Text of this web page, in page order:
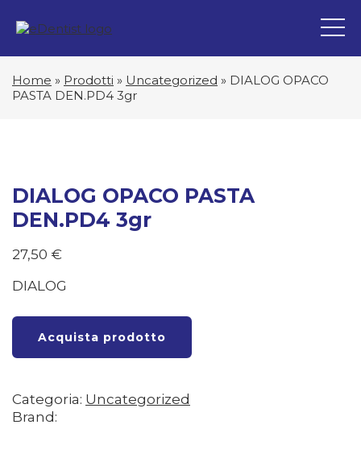
Home » Prodotti » Uncategorized » DIALOG OPACO
PASTA DEN.PD4 3gr
DIALOG OPACO PASTA
DEN.PD4 3gr
27,50 €
DIALOG
Acquista prodotto
Categoria: Uncategorized
Brand: